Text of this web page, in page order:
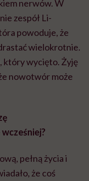
nerwów. W
zespół Li-
powoduje, że
wielokrotnie.
który wycięto. Żyję
nowotwór może
wcześniej?
pełną życia i
że coś